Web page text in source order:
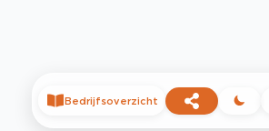
Bedrijfsoverzicht